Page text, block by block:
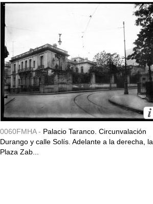
0060FMHA - Palacio Taranco. Circunvalación
Durango y calle Solís. Adelante a la derecha, la
Plaza Zab...